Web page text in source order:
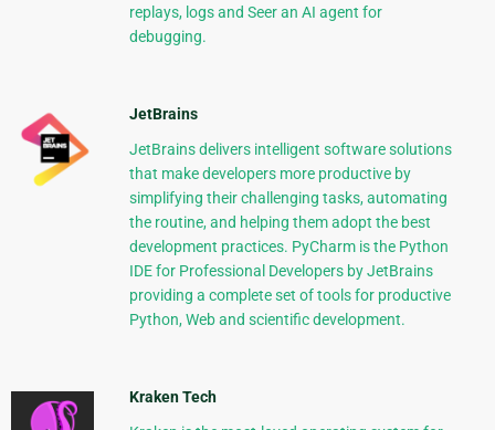
replays, logs and Seer an AI agent for
debugging.
JetBrains
JetBrains delivers intelligent software solutions
that make developers more productive by
simplifying their challenging tasks, automating
the routine, and helping them adopt the best
development practices. PyCharm is the Python
IDE for Professional Developers by JetBrains
providing a complete set of tools for productive
Python, Web and scientific development.
Kraken Tech